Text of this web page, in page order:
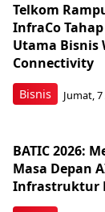
Bisnis
Telkom
InfraCo
Utama Bisnis
Connectivity
Jumat,
BATIC 2026:
Masa Depan
Infrastruktur